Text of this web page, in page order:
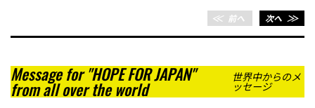
＜＜前へ 次へ＞＞
Message for "HOPE FOR JAPAN"
from all over the world
世界中からのメ
ッセージ